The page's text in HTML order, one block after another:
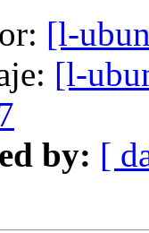
[l-
[l-
by: [